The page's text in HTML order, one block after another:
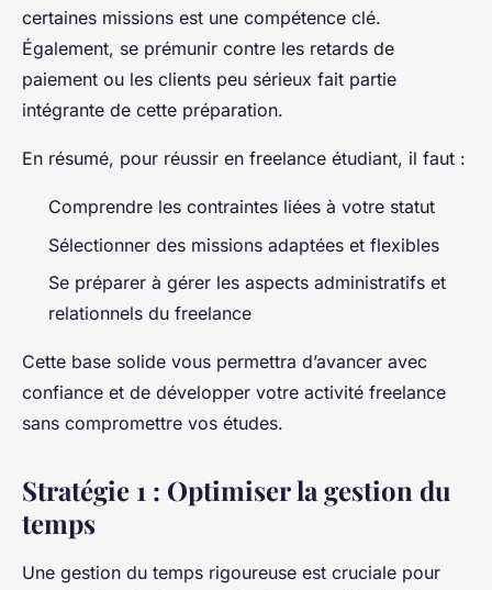
certaines missions est une compétence clé.
Également, se prémunir contre les retards de
paiement ou les clients peu sérieux fait partie
intégrante de cette préparation.
En résumé, pour réussir en freelance étudiant, il faut :
Comprendre les contraintes liées à votre statut
Sélectionner des missions adaptées et flexibles
Se préparer à gérer les aspects administratifs et
relationnels du freelance
Cette base solide vous permettra d’avancer avec
confiance et de développer votre activité freelance
sans compromettre vos études.
Stratégie 1 : Optimiser la gestion du
temps
Une gestion du temps rigoureuse est cruciale pour